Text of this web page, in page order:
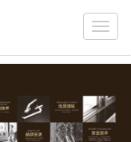
Toggle